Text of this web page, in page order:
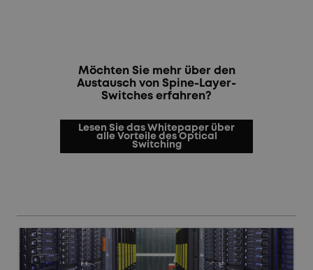
Möchten Sie mehr über den
Austausch von Spine-Layer-
Switches erfahren?
Lesen Sie das Whitepaper über
alle Vorteile des Optical
Switching